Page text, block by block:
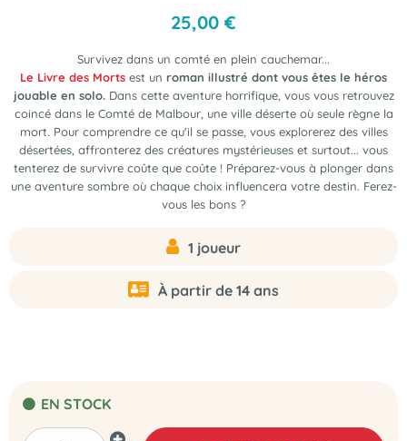
25,00 €
Survivez dans un comté en plein cauchemar...
Le Livre des Morts est un roman illustré dont vous êtes le héros
jouable en solo. Dans cette aventure horrifique, vous vous retrouvez
coincé dans le Comté de Malbour, une ville déserte où seule règne la
mort. Pour comprendre ce qu'il se passe, vous explorerez des villes
désertées, affronterez des créatures mystérieuses et surtout... vous
tenterez de survivre coûte que coûte ! Préparez-vous à plonger dans
une aventure sombre où chaque choix influencera votre destin. Ferez-
vous les bons ?
1 joueur
À partir de 14 ans
EN STOCK